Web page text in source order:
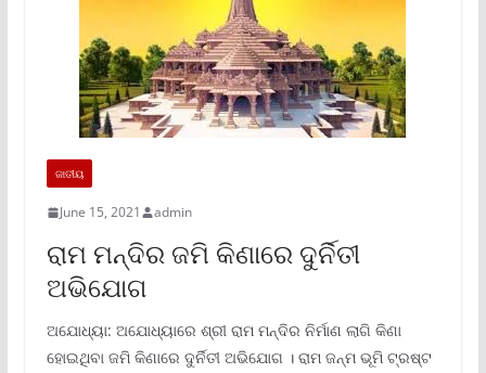
ଜାତୀୟ
June 15, 2021 admin
ରାମ ମନ୍ଦିର ଜମି କିଣାରେ ଦୁର୍ନିତୀ
ଅଭିଯୋଗ
ଅଯୋଧ୍ୟା: ଅଯୋଧ୍ୟାରେ ଶ୍ରୀ ରାମ ମନ୍ଦିର ନିର୍ମାଣ ଲାଗି କିଣା
ହୋଇଥିବା ଜମି କିଣାରେ ଦୁର୍ନିତୀ ଅଭିଯୋଗ । ରାମ ଜନ୍ମ ଭୂମି ଟ୍ରଷ୍ଟ